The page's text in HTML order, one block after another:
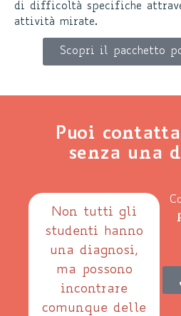
di difficoltà specifiche
attività mirate.
Scopri il pacchetto
Puoi
senza una
Non tutti gli
studenti hanno
una diagnosi,
ma possono
incontrare
comunque delle